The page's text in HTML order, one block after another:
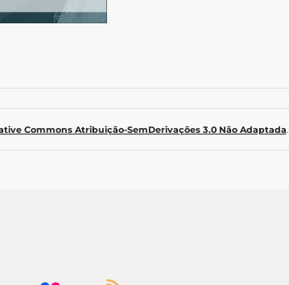
Commons Atribuição-SemDerivações 3.0 Não Adaptada